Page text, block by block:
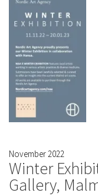
November 2022
Winter
Gallery,